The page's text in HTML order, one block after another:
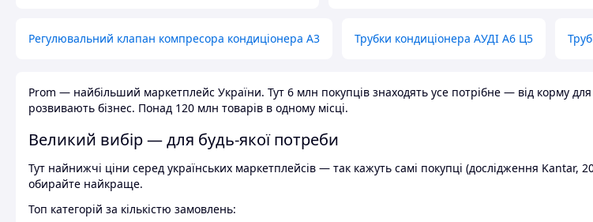
Регулювальний клапан компресора кондиціонера А3 Трубки кондиціонера АУДІ А6 Ц5
Prom — найбільший маркетплейс України. Тут 6 млн покупців знаходять усе потрібне — від корму
розвивають бізнес. Понад 120 млн товарів в одному місці.
Великий вибір — для будь-якої потреби
Тут найнижчі ціни серед українських маркетплейсів — так кажуть самі покупці (дослідження Kantar,
обирайте найкраще.
Топ категорій за кількістю замовлень: